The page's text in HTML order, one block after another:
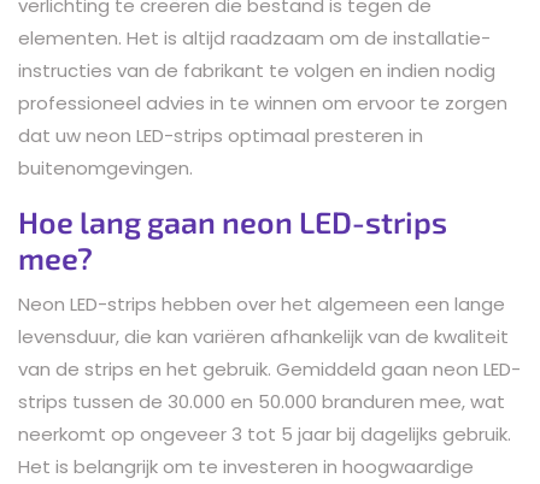
elementen. Het is altijd raadzaam om de installatie-
instructies van de fabrikant te volgen en indien nodig
professioneel advies in te winnen om ervoor te zorgen
dat uw neon LED-strips optimaal presteren in
buitenomgevingen.
Hoe lang gaan neon LED-strips
mee?
Neon LED-strips hebben over het algemeen een lange
levensduur, die kan variëren afhankelijk van de kwaliteit
van de strips en het gebruik. Gemiddeld gaan neon LED-
strips tussen de 30.000 en 50.000 branduren mee, wat
neerkomt op ongeveer 3 tot 5 jaar bij dagelijks gebruik.
Het is belangrijk om te investeren in hoogwaardige